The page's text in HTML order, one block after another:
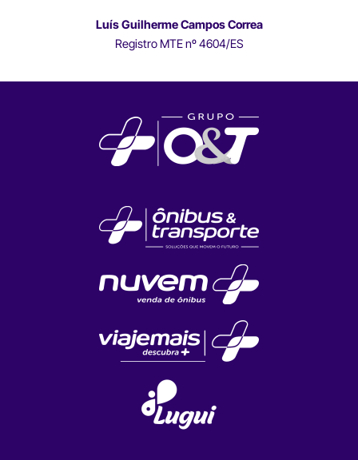
Luís Guilherme Campos Correa
Registro MTE nº 4604/ES